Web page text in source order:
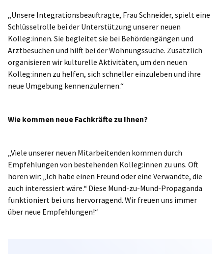
„Unsere Integrationsbeauftragte, Frau Schneider, spielt eine
Schlüsselrolle bei der Unterstützung unserer neuen
Kolleg:innen. Sie begleitet sie bei Behördengängen und
Arztbesuchen und hilft bei der Wohnungssuche. Zusätzlich
organisieren wir kulturelle Aktivitäten, um den neuen
Kolleg:innen zu helfen, sich schneller einzuleben und ihre
neue Umgebung kennenzulernen.“
Wie kommen neue Fachkräfte zu Ihnen?
„Viele unserer neuen Mitarbeitenden kommen durch
Empfehlungen von bestehenden Kolleg:innen zu uns. Oft
hören wir: „Ich habe einen Freund oder eine Verwandte, die
auch interessiert wäre.“ Diese Mund-zu-Mund-Propaganda
funktioniert bei uns hervorragend. Wir freuen uns immer
über neue Empfehlungen!“